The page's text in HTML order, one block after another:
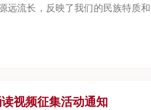
远流长，反映了我们的民族特质
视频征集活动通知